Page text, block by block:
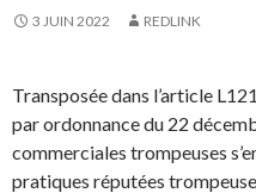
3 JUIN 2022 REDLINK
Transposée dans l’article
par ordonnance du 22
commerciales trompeuses
pratiques réputées